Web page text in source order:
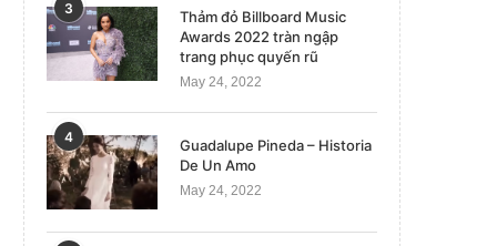
3
Thảm đỏ Billboard Music
Awards 2022 tràn ngập
trang phục quyến rũ
May 24, 2022
4
Guadalupe Pineda – Historia
De Un Amo
May 24, 2022